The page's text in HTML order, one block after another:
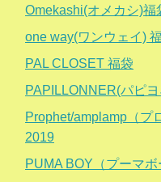
Omekashi(オメカシ)福
one way(ワンウェイ)
PAL CLOSET 福袋
PAPILLONNER(パピ
Prophet/amplamp（プ
2019
PUMA BOY（プーマ